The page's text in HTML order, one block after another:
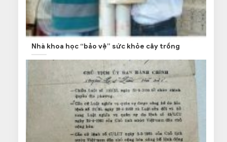
Nhà khoa học “bảo vệ” sức khỏe cây trồng